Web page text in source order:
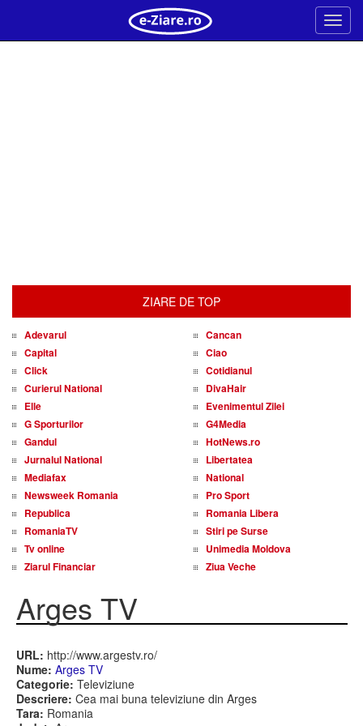
Meniu
ZIARE DE TOP
Adevarul
Cancan
Capital
Ciao
Click
Cotidianul
Curierul National
DivaHair
Elle
Evenimentul Zilei
G Sporturilor
G4Media
Gandul
HotNews.ro
Jurnalul National
Libertatea
Mediafax
National
Newsweek Romania
Pro Sport
Republica
Romania Libera
RomaniaTV
Stiri pe Surse
Tv online
Unimedia Moldova
Ziarul Financiar
Ziua Veche
Arges TV
URL: http://www.argestv.ro/
Nume: Arges TV
Categorie: Televiziune
Descriere: Cea mai buna televiziune din Arges
Tara: Romania